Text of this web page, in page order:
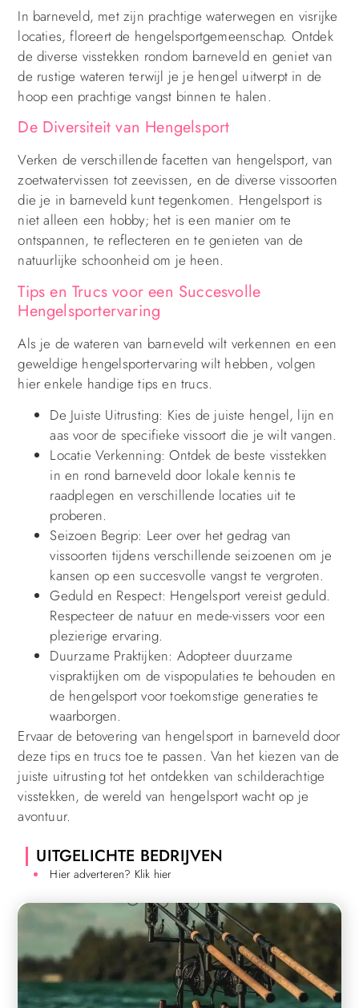
In barneveld, met zijn prachtige waterwegen en visrijke
locaties, floreert de hengelsportgemeenschap. Ontdek
de diverse visstekken rondom barneveld en geniet van
de rustige wateren terwijl je je hengel uitwerpt in de
hoop een prachtige vangst binnen te halen.
De Diversiteit van Hengelsport
Verken de verschillende facetten van hengelsport, van
zoetwatervissen tot zeevissen, en de diverse vissoorten
die je in barneveld kunt tegenkomen. Hengelsport is
niet alleen een hobby; het is een manier om te
ontspannen, te reflecteren en te genieten van de
natuurlijke schoonheid om je heen.
Tips en Trucs voor een Succesvolle
Hengelsportervaring
Als je de wateren van barneveld wilt verkennen en een
geweldige hengelsportervaring wilt hebben, volgen
hier enkele handige tips en trucs.
De Juiste Uitrusting: Kies de juiste hengel, lijn en
aas voor de specifieke vissoort die je wilt vangen.
Locatie Verkenning: Ontdek de beste visstekken
in en rond barneveld door lokale kennis te
raadplegen en verschillende locaties uit te
proberen.
Seizoen Begrip: Leer over het gedrag van
vissoorten tijdens verschillende seizoenen om je
kansen op een succesvolle vangst te vergroten.
Geduld en Respect: Hengelsport vereist geduld.
Respecteer de natuur en mede-vissers voor een
plezierige ervaring.
Duurzame Praktijken: Adopteer duurzame
vispraktijken om de vispopulaties te behouden en
de hengelsport voor toekomstige generaties te
waarborgen.
Ervaar de betovering van hengelsport in barneveld door
deze tips en trucs toe te passen. Van het kiezen van de
juiste uitrusting tot het ontdekken van schilderachtige
visstekken, de wereld van hengelsport wacht op je
avontuur.
UITGELICHTE BEDRIJVEN
Hier adverteren? Klik hier